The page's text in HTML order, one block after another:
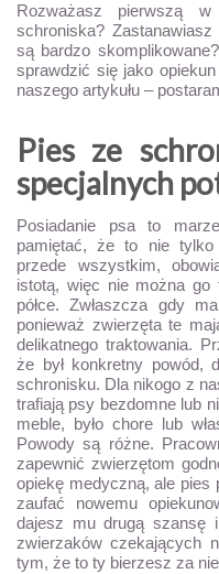
Rozważasz pierwszą
schroniska?
są bardzo
sprawdzić się jako
naszego artykułu –
Pies ze
specjalnych
Posiadanie psa to
pamiętać, że to nie
przede wszystkim,
istotą, więc nie można go
półce. Zwłaszcza gdy
ponieważ zwierzęta te
delikatnego traktowania.
że był konkretny powód,
schronisku. Dla nikogo z
trafiają psy bezdomne lub
meble, było chore lub
Powody są różne.
zapewnić zwierzętom
opiekę medyczną, ale pies
zaufać nowemu
dajesz mu drugą szansę
zwierzaków czekających
tym, że to ty bierzesz za